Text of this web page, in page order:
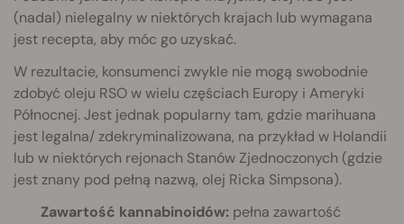
(nadal) nielegalny w niektórych krajach lub wymagana
jest recepta, aby móc go uzyskać.
W rezultacie, konsumenci zwykle nie mogą swobodnie
zdobyć oleju RSO w wielu częściach Europy i Ameryki
Północnej. Jest jednak popularny tam, gdzie marihuana
jest legalna/ zdekryminalizowana, na przykład w Holandii
lub w niektórych rejonach Stanów Zjednoczonych (gdzie
jest znany pod pełną nazwą, olej Ricka Simpsona).
Zawartość kannabinoidów: pełna zawartość